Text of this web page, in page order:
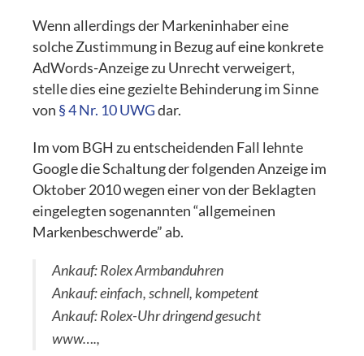
Wenn allerdings der Markeninhaber eine
solche Zustimmung in Bezug auf eine konkrete
AdWords-Anzeige zu Unrecht verweigert,
stelle dies eine gezielte Behinderung im Sinne
von § 4 Nr. 10 UWGdar.
Im vom BGH zu entscheidenden Fall lehnte
Google die Schaltung der folgenden Anzeige im
Oktober 2010 wegen einer von der Beklagten
eingelegten sogenannten “allgemeinen
Markenbeschwerde” ab.
Ankauf: Rolex Armbanduhren
Ankauf: einfach, schnell, kompetent
Ankauf: Rolex-Uhr dringend gesucht
www….,